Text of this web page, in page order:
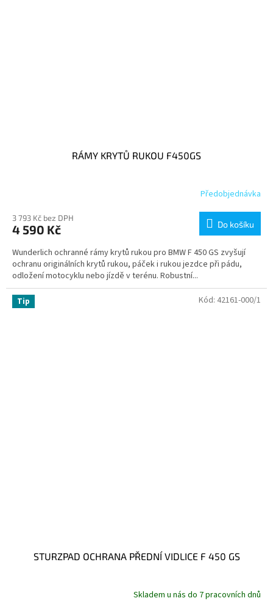
RÁMY KRYTŮ RUKOU F450GS
Předobjednávka
3 793 Kč bez DPH
4 590 Kč Do košíku
Wunderlich ochranné rámy krytů rukou pro BMW F 450 GS zvyšují
ochranu originálních krytů rukou, páček i rukou jezdce při pádu,
odložení motocyklu nebo jízdě v terénu. Robustní...
Tip
STURZPAD OCHRANA PŘEDNÍ VIDLICE F 450 GS
Skladem u nás do 7 pracovních dnů
Kód: 42161-000/1